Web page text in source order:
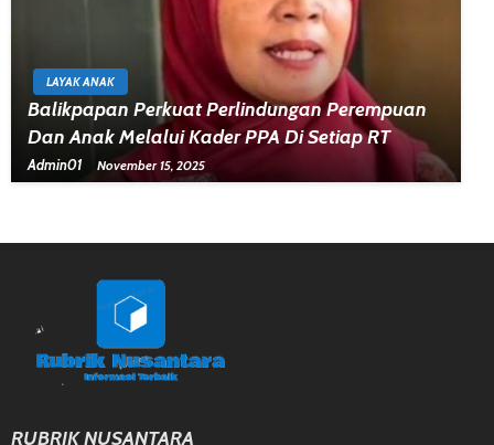
LAYAK ANAK
Balikpapan Perkuat Perlindungan Perempuan
Dan Anak Melalui Kader PPA Di Setiap RT
Admin01 November 15, 2025
RUBRIK NUSANTARA